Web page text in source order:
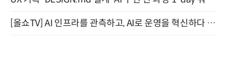
[올쇼TV] AI 인프라를 관측하고, AI로 운영을 혁신하다 (8월 11일 생방송)